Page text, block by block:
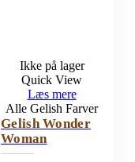
Ikke på lager
Quick View
Læs mere
Alle Gelish Farver
Gelish Wonder
Woman